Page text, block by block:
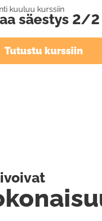
kuuluu kurssiin
säestys 2/2
Tutustu kurssiin